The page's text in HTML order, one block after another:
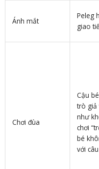
Ánh mắt
Peleg
giao
Chơi đùa
Cậu
trò giả
như
chơi
bé
với